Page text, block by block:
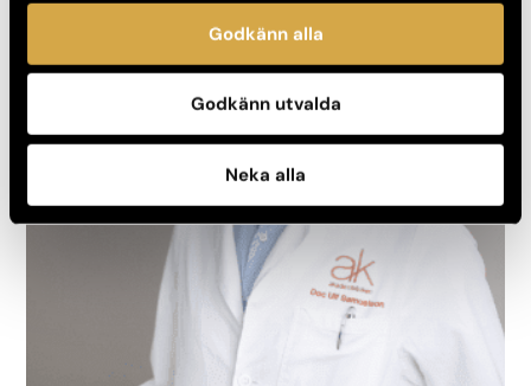
Godkänn alla
Godkänn utvalda
Neka alla